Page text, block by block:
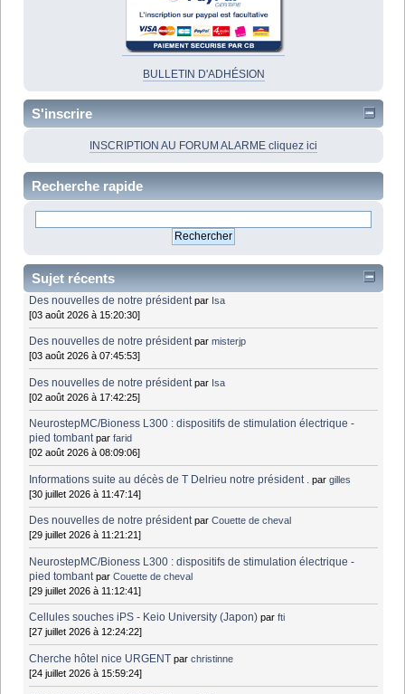
BULLETIN D'ADHÉSION
S'inscrire
INSCRIPTION AU FORUM ALARME cliquez ici
Recherche rapide
Sujet récents
Des nouvelles de notre président par Isa
[03 août 2026 à 15:20:30]
Des nouvelles de notre président parmisterjp
[03 août 2026 à 07:45:53]
Des nouvelles de notre président par Isa
[02 août 2026 à 17:42:25]
NeurostepMC/Bioness L300 : dispositifs de stimulation électrique -
pied tombant parfarid
[02 août 2026 à 08:09:06]
Informations suite au décès de T Delrieu notre président . pargilles
[30 juillet 2026 à 11:47:14]
Des nouvelles de notre président parCouette de cheval
[29 juillet 2026 à 11:21:21]
NeurostepMC/Bioness L300 : dispositifs de stimulation électrique -
pied tombant parCouette de cheval
[29 juillet 2026 à 11:12:41]
Cellules souches iPS - Keio University (Japon) parfti
[27 juillet 2026 à 12:24:22]
Cherche hôtel nice URGENT parchristinne
[24 juillet 2026 à 15:59:24]